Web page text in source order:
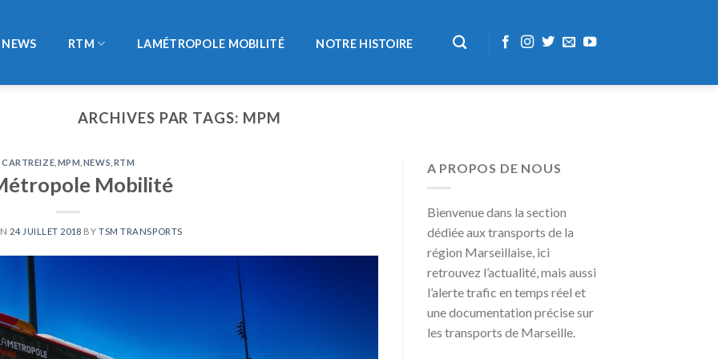
NEWS RTM LAMÉTROPOLE MOBILITÉ NOTRE HISTOIRE
ARCHIVES PAR TAGS: MPM
CARTREIZE MPM NEWS RTM
Mobilité
24 JUILLET 2018 BY TSM TRANSPORTS
A PROPOS DE NOUS
Bienvenue dans la section
dédiée aux transports de la
région Marseillaise, ici
retrouvez l’actualité, mais aussi
l’alerte trafic en temps réel et
une documentation précise sur
les transports de Marseille.